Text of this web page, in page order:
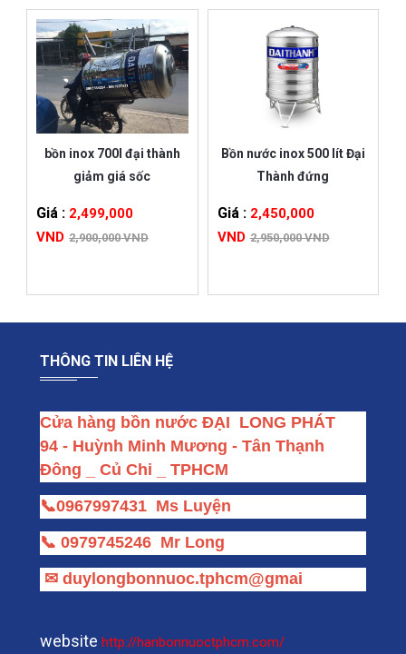
bồn inox 700l đại thành
giảm giá sốc
Giá : 2,499,000
VND 2,900,000 VND
Bồn nước inox 500 lít Đại
Thành đứng
Giá : 2,450,000
VND 2,950,000 VND
THÔNG TIN LIÊN HỆ
Cửa hàng bồn nước ĐẠI  LONG PHÁT
94 - Huỳnh Minh Mương - Tân Thạnh
Đông _ Củ Chi _ TPHCM
📞0967997431 Ms Luyện
📞 0979745246 Mr Long
✉ duylongbonnuoc.tphcm@gmai
website http://hanbonnuoctphcm.com/